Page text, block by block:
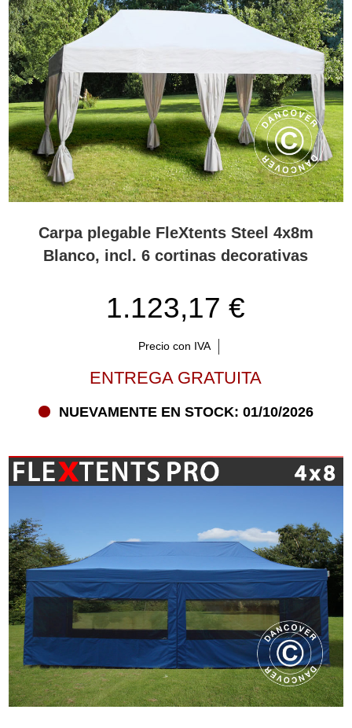
Carpa plegable FleXtents Steel 4x8m
Blanco, incl. 6 cortinas decorativas
1.123,17 €
Precio con IVA
ENTREGA GRATUITA
NUEVAMENTE EN STOCK: 01/10/2026